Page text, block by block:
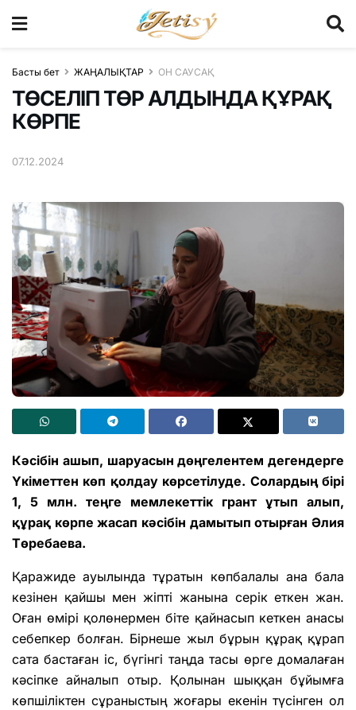
Басты бет ЖАҢАЛЫҚТАР ОН САУСАҚ
ТӨСЕЛІП ТӨР АЛДЫНДА ҚҰРАҚ
КӨРПЕ
07.12.2024
Кәсібін ашып, шаруасын дөңгелентем дегендерге
Үкіметтен көп қолдау көрсетілуде. Солардың бірі
1, 5 млн. теңге мемлекеттік грант ұтып алып,
құрақ көрпе жасап кәсібін дамытып отырған Әлия
Төребаева.
Қаражиде ауылында тұратын көпбалалы ана бала
кезінен қайшы мен жіпті жанына серік еткен жан.
Оған өмірі қолөнермен біте қайнасып кеткен анасы
себепкер болған. Бірнеше жыл бұрын құрақ құрап
сата бастаған іс, бүгінгі таңда тасы өрге домалаған
кәсіпке айналып отыр. Қолынан шыққан бұйымға
көпшіліктен сұраныстың жоғары екенін түсінген ол